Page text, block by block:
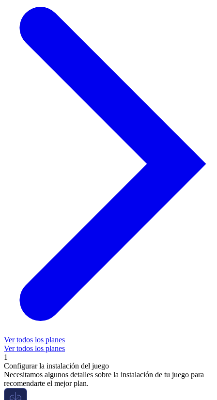
Ver todos los planes
Ver todos los planes
1
Configurar la instalación del juego
Necesitamos algunos detalles sobre la instalación de tu juego para
recomendarte el mejor plan.